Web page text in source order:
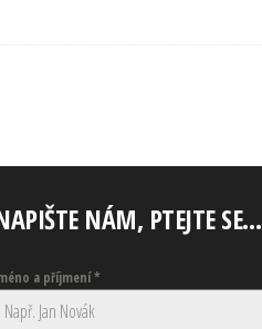
NÁM, PTEJTE SE…
a příjmení*